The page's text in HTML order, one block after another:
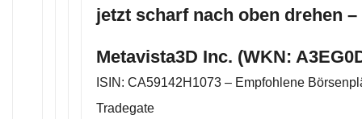
jetzt scharf nach oben drehen
Metavista3D Inc. (WKN:
ISIN: CA59142H1073 – Empfohlene
Tradegate